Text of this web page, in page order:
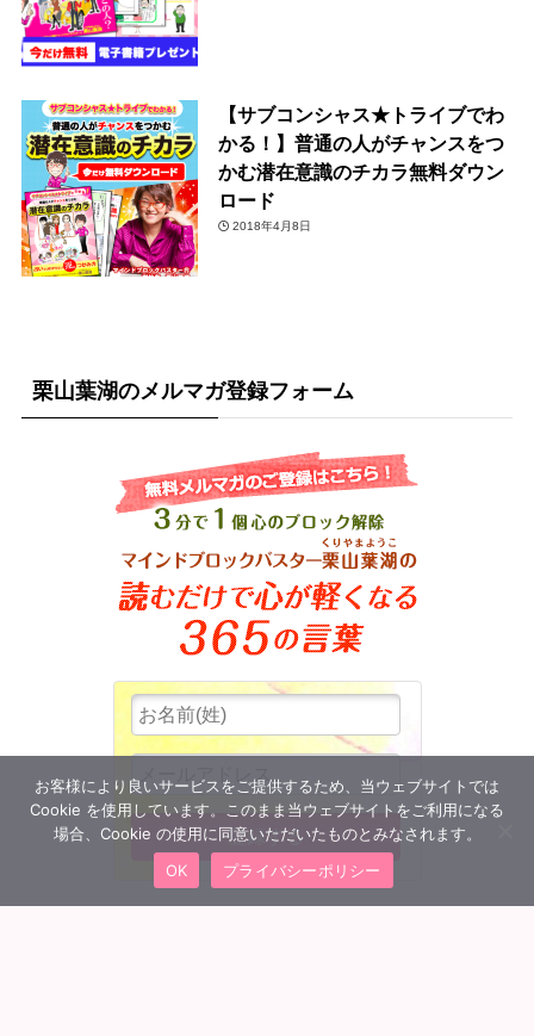
【サブコンシャス★トライブでわ
かる！】普通の人がチャンスをつ
かむ潜在意識のチカラ無料ダウン
ロード
2018年4月8日
栗山葉湖のメルマガ登録フォーム
お客様により良いサービスをご提供するため、当ウェブサイトでは
Cookie を使用しています。このまま当ウェブサイトをご利用になる
場合、Cookie の使用に同意いただいたものとみなされます。
OK
プライバシーポリシー